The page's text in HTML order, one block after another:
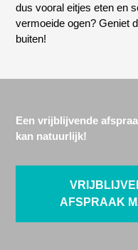
dus vooral eitjes eten en
vermoeide ogen? Geniet
buiten!
Een vrijblijvende
kan natuurlijk!
AFSPRAAK